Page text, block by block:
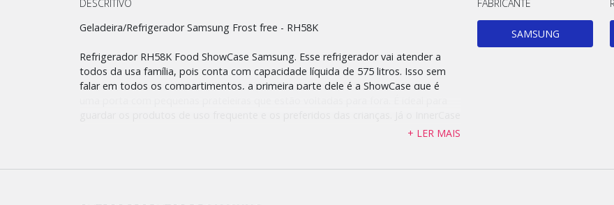
DESCRITIVO
Geladeira/Refrigerador Samsung Frost free - RH58K
Refrigerador RH58K Food ShowCase Samsung. Esse refrigerador vai atender a
todos da usa família, pois conta com capacidade líquida de 575 litros. Isso sem
falar em todos os compartimentos, a primeira parte dele é a ShowCase que é
tem prateleiras à porta e prateleiras no interior, para os produtos de uso+ LER MAIS
FABRICANTE
SAMSUNG